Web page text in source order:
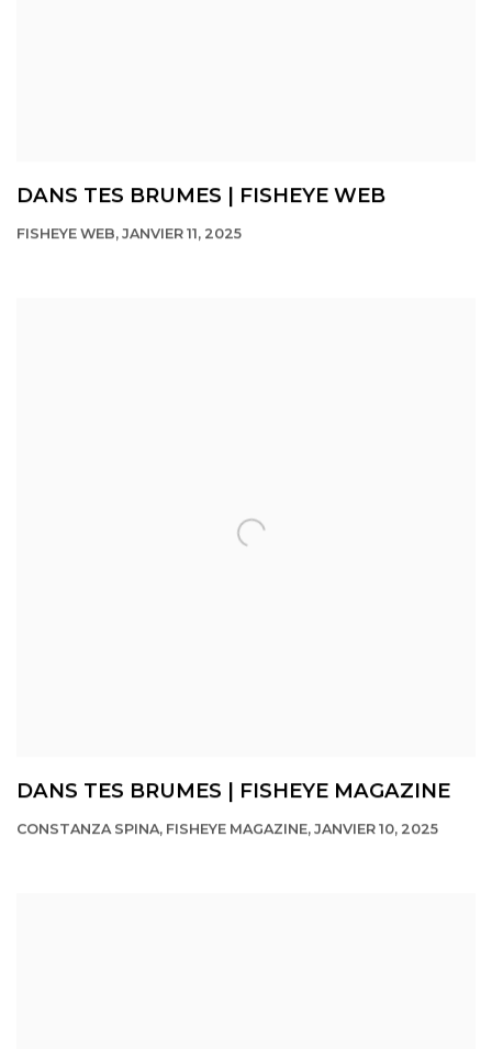
DANS TES BRUMES | FISHEYE WEB
FISHEYE WEB, JANVIER 11, 2025
DANS TES BRUMES | FISHEYE MAGAZINE
CONSTANZA SPINA, FISHEYE MAGAZINE, JANVIER 10, 2025